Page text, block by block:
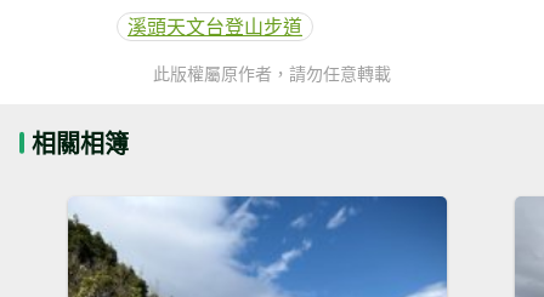
溪頭天文台登山步道
此版權屬原作者，請勿任意轉載
相關相簿